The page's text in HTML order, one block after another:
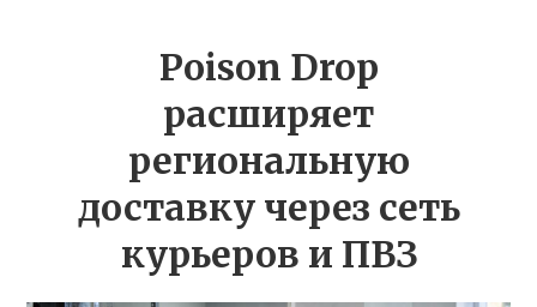
Poison Drop
расширяет
региональную
доставку через сеть
курьеров и ПВЗ